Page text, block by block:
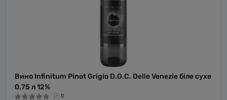
Вино Infinitum Pinot Grigio D.O.C. Delle Venezie біле сухе
0.75 л 12%
0